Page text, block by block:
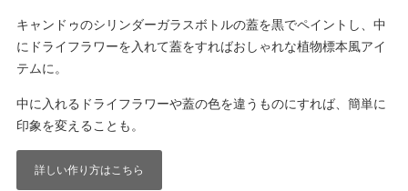
キャンドゥのシリンダーガラスボトルの蓋を黒でペイントし、中
にドライフラワーを入れて蓋をすればおしゃれな植物標本風アイ
テムに。
中に入れるドライフラワーや蓋の色を違うものにすれば、簡単に
印象を変えることも。
詳しい作り方はこちら